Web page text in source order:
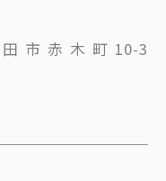
市赤木町10-3